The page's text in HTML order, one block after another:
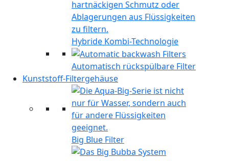
Hybride Kombi-Technologie
Automatisch rückspülbare Filter
Kunststoff-Filtergehäuse
Big Blue Filter